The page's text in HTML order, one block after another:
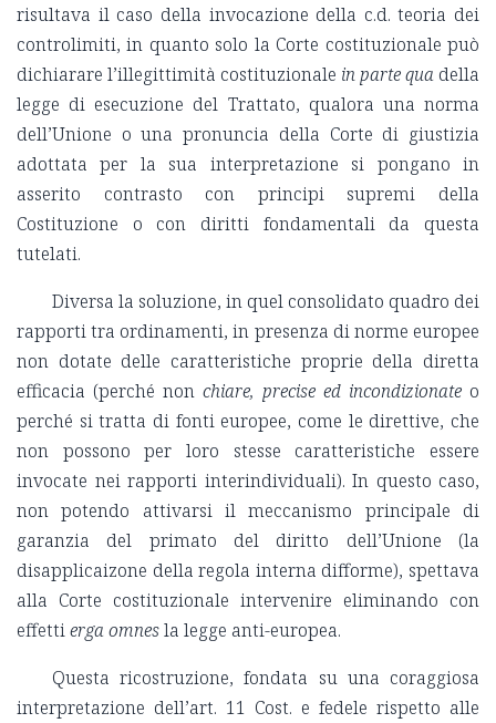
risultava il caso della invocazione della c.d. teoria dei
controlimiti, in quanto solo la Corte costituzionale può
dichiarare l’illegittimità costituzionale in parte qua della
legge di esecuzione del Trattato, qualora una norma
dell’Unione o una pronuncia della Corte di giustizia
adottata per la sua interpretazione si pongano in
asserito contrasto con principi supremi della
Costituzione o con diritti fondamentali da questa
tutelati.
Diversa la soluzione, in quel consolidato quadro dei
rapporti tra ordinamenti, in presenza di norme europee
non dotate delle caratteristiche proprie della diretta
efficacia (perché non chiare, precise ed incondizionate o
perché si tratta di fonti europee, come le direttive, che
non possono per loro stesse caratteristiche essere
invocate nei rapporti interindividuali). In questo caso,
non potendo attivarsi il meccanismo principale di
garanzia del primato del diritto dell’Unione (la
disapplicaizone della regola interna difforme), spettava
alla Corte costituzionale intervenire eliminando con
effettierga omnesla legge anti-europea.
Questa ricostruzione, fondata su una coraggiosa
interpretazione dell’art. 11 Cost. e fedele rispetto alle